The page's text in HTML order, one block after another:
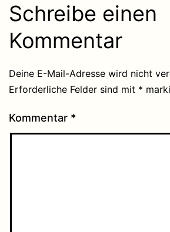
Schreibe einen
Kommentar
Deine E-Mail-Adresse wird nicht
Erforderliche Felder sind mit *
Kommentar *